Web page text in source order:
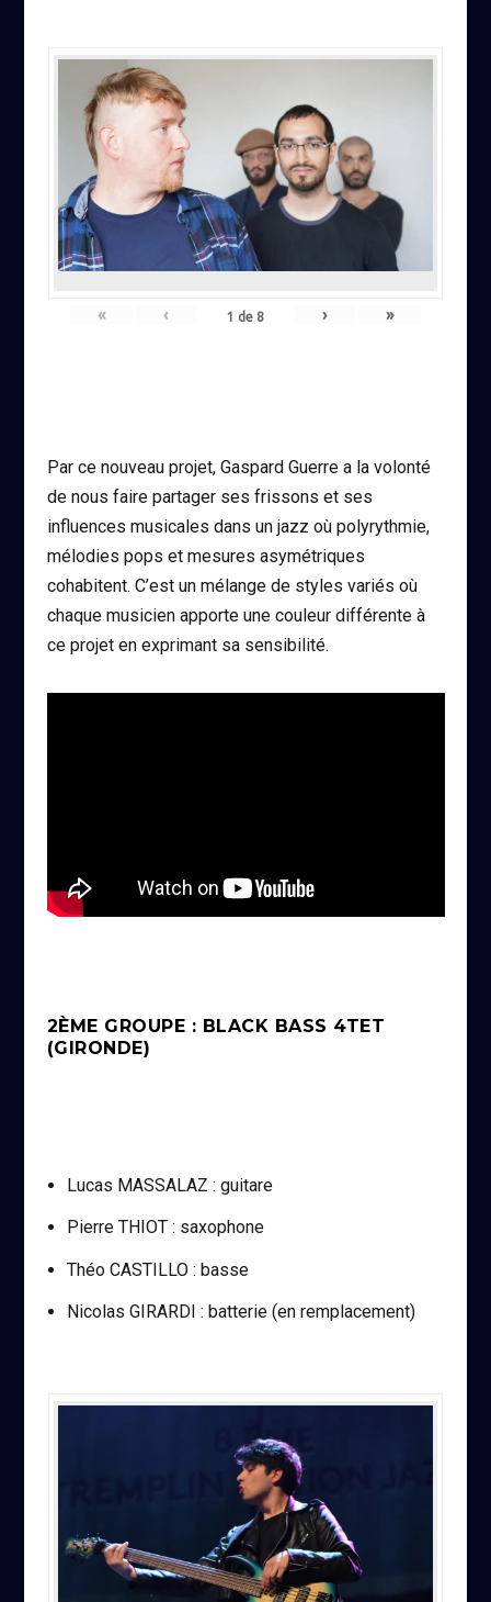
« ‹ 1 de 8 › »
Par ce nouveau projet, Gaspard Guerre a la volonté
de nous faire partager ses frissons et ses
influences musicales dans un jazz où polyrythmie,
mélodies pops et mesures asymétriques
cohabitent. C’est un mélange de styles variés où
chaque musicien apporte une couleur différente à
ce projet en exprimant sa sensibilité.
2ÈME GROUPE : BLACK BASS 4TET
(GIRONDE)
Lucas MASSALAZ : guitare
Pierre THIOT : saxophone
Théo CASTILLO : basse
Nicolas GIRARDI : batterie (en remplacement)